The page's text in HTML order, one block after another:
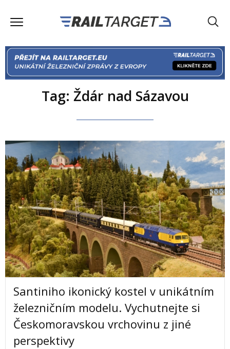
Tag: Ždár nad Sázavou
Santiniho ikonický kostel v unikátním
železničním modelu. Vychutnejte si
Českomoravskou vrchovinu z jiné
perspektivy